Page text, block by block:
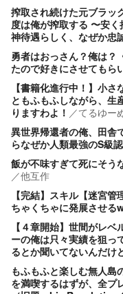
搾取され続けた元ブラッ
度は俺が搾取する 〜安
神待遇らしく、なぜか忠
勇者はおっさん？俺は？
たので好きにさせてもら
【書籍化進行中！】小
ともふもふしながら、生
りますわよ！ ／てるゆー
異世界帰還者の俺、田舎
らなぜか人類最強のS級
飯が不味すぎて死にそう
／他互作
【完結】スキル【迷宮
ちゃくちゃに発展させる
【４章開始】世間がレ
ーの俺は只々実績を狙っ
るとか聞いてないんだけ
もふもふと楽しむ無人島
を満喫するはずが、全プ